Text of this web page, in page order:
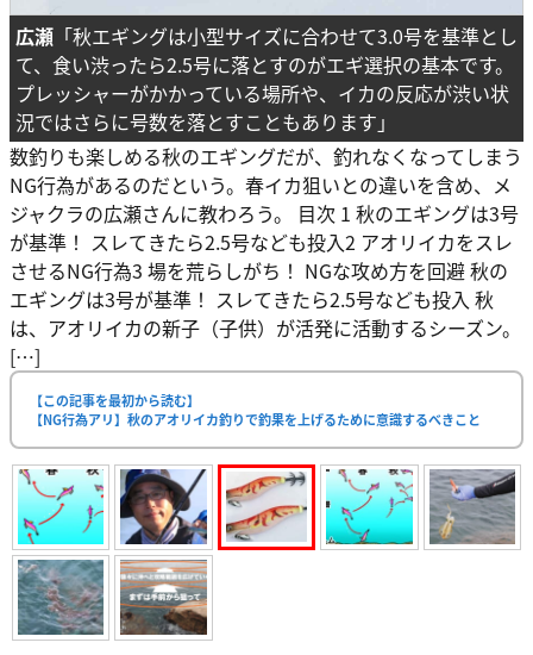
広瀬 「秋エギングは小型サイズに合わせて3.0号を基準とし
て、食い渋ったら2.5号に落とすのがエギ選択の基本です。
プレッシャーがかかっている場所や、イカの反応が渋い状
況ではさらに号数を落とすこともあります」
数釣りも楽しめる秋のエギングだが、釣れなくなってしまう
NG行為があるのだという。春イカ狙いとの違いを含め、メ
ジャクラの広瀬さんに教わろう。 目次 1 秋のエギングは3号
が基準！ スレてきたら2.5号なども投入2 アオリイカをスレ
させるNG行為3 場を荒らしがち！ NGな攻め方を回避 秋の
エギングは3号が基準！ スレてきたら2.5号なども投入 秋
は、アオリイカの新子（子供）が活発に活動するシーズン。
[…]
【この記事を最初から読む】
【NG行為アリ】秋のアオリイカ釣りで釣果を上げるために意識するべきこと